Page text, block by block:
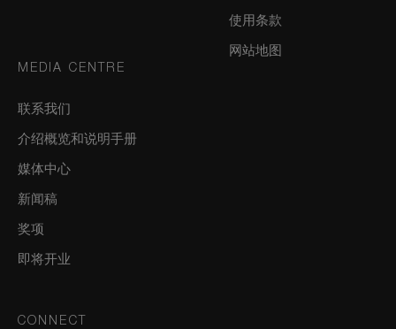
使用条款
网站地图
MEDIA CENTRE
联系我们
介绍概览和说明手册
媒体中心
新闻稿
奖项
即将开业
CONNECT